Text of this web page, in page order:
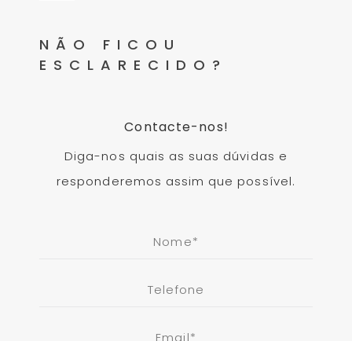
NÃO FICOU
ESCLARECIDO?
Contacte-nos!
Diga-nos quais as suas dúvidas e
responderemos assim que possível.